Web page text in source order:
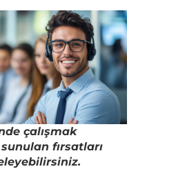
çalışmak
fırsatları